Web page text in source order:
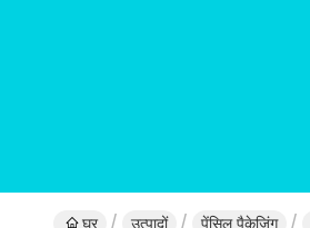
घर उत्पादों पेंसिल पैकेजिंग